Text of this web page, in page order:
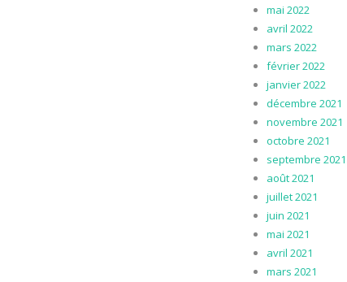
mai 2022
avril 2022
mars 2022
février 2022
janvier 2022
décembre 2021
novembre 2021
octobre 2021
septembre 2021
août 2021
juillet 2021
juin 2021
mai 2021
avril 2021
mars 2021